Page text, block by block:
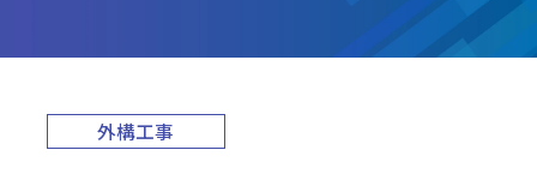
道路・橋梁
外構工事